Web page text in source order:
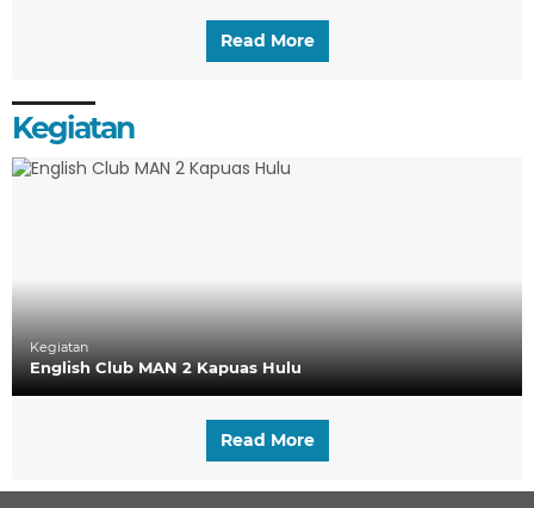
Read More
Kegiatan
Kegiatan
English Club MAN 2 Kapuas Hulu
Read More